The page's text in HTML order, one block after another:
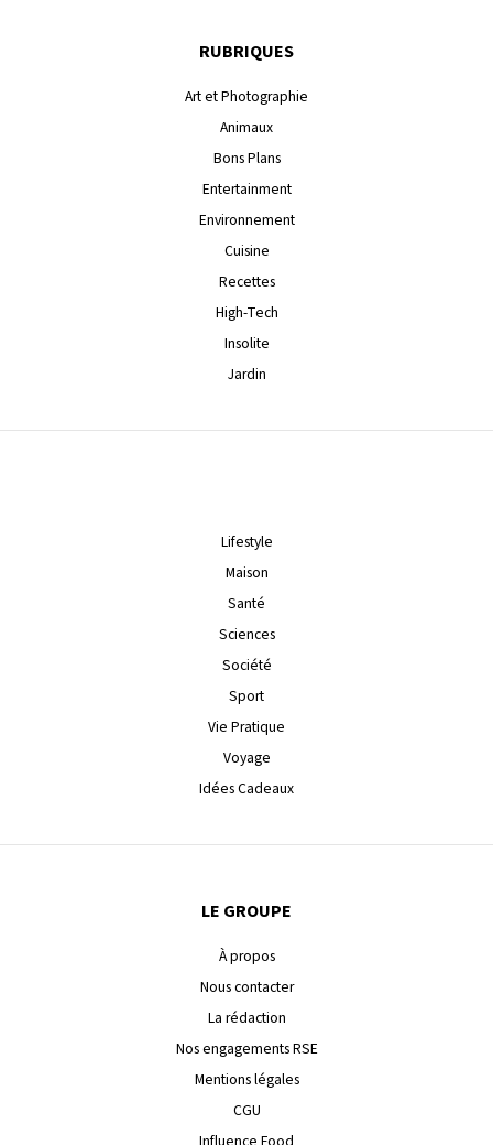
RUBRIQUES
Art et Photographie
Animaux
Bons Plans
Entertainment
Environnement
Cuisine
Recettes
High-Tech
Insolite
Jardin
Lifestyle
Maison
Santé
Sciences
Société
Sport
Vie Pratique
Voyage
Idées Cadeaux
LE GROUPE
À propos
Nous contacter
La rédaction
Nos engagements RSE
Mentions légales
CGU